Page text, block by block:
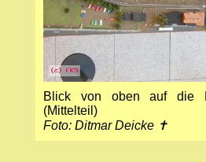
Blick von oben auf die
(Mittelteil)
Foto: Ditmar Deicke ✝